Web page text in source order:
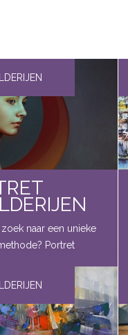
naar een unieke
Portret
en unieke manier
Met olieverf
of dieren
nageschilderd worden